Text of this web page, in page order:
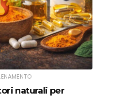
naturali per